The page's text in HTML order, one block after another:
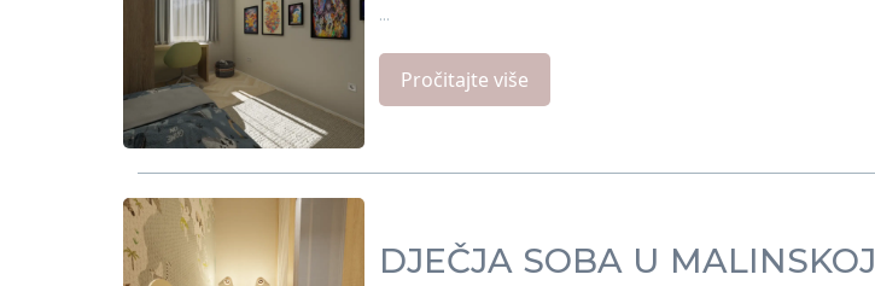
...
Pročitajte više
DJEČJA SOBA U MALINSKOJ